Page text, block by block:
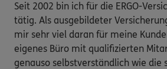
Seit 2002 bin ich für die ERGO-
tätig. Als ausgebildeter
mir sehr viel daran für meine
eigenes Büro mit qualifizierten
genauso selbstverständlich wie die